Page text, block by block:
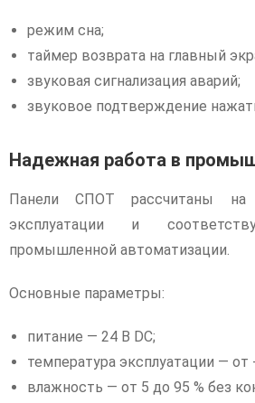
режим сна;
таймер возврата на главный
звуковая сигнализация аварий;
звуковое подтверждение
Надежная работа в
Панели СПОТ рассчитаны на
эксплуатации и
промышленной автоматизации.
Основные параметры:
питание — 24 В DC;
температура эксплуатации — от
влажность — от 5 до 95 % без